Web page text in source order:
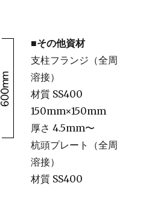
■その他資材
支柱フランジ（全周
溶接）
材質 SS400
150mm×150mm
厚さ 4.5mm〜
杭頭プレート（全周
溶接）
材質 SS400